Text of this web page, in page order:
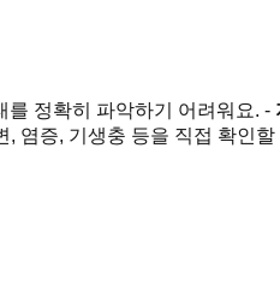
정확히 파악하기 어려워요. -
, 염증, 기생충 등을 직접 확인할